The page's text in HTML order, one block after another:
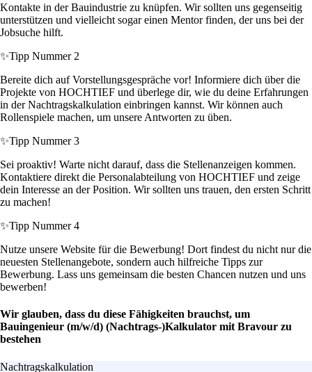
Kontakte in der Bauindustrie zu knüpfen. Wir sollten uns gegenseitig
unterstützen und vielleicht sogar einen Mentor finden, der uns bei der
Jobsuche hilft.
✨Tipp Nummer 2
Bereite dich auf Vorstellungsgespräche vor! Informiere dich über die
Projekte von HOCHTIEF und überlege dir, wie du deine Erfahrungen
in der Nachtragskalkulation einbringen kannst. Wir können auch
Rollenspiele machen, um unsere Antworten zu üben.
✨Tipp Nummer 3
Sei proaktiv! Warte nicht darauf, dass die Stellenanzeigen kommen.
Kontaktiere direkt die Personalabteilung von HOCHTIEF und zeige
dein Interesse an der Position. Wir sollten uns trauen, den ersten Schritt
zu machen!
✨Tipp Nummer 4
Nutze unsere Website für die Bewerbung! Dort findest du nicht nur die
neuesten Stellenangebote, sondern auch hilfreiche Tipps zur
Bewerbung. Lass uns gemeinsam die besten Chancen nutzen und uns
bewerben!
Wir glauben, dass du diese Fähigkeiten brauchst, um
Bauingenieur (m/w/d) (Nachtrags-)Kalkulator mit Bravour zu
bestehen
Nachtragskalkulation